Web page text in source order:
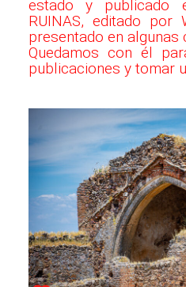
estado y publicado
RUINAS, editado por
presentado en algunas
Quedamos con él
publicaciones y tomar